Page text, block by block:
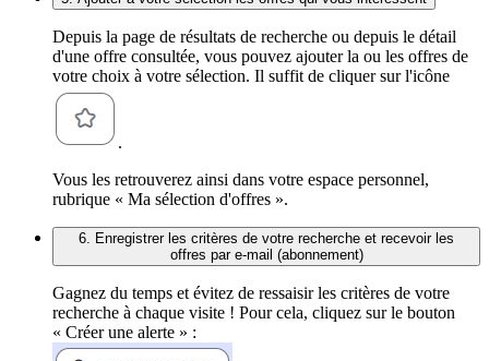
Depuis la page de résultats de recherche ou depuis le détail
d'une offre consultée, vous pouvez ajouter la ou les offres de
votre choix à votre sélection. Il suffit de cliquer sur l'icône
.
Vous les retrouverez ainsi dans votre espace personnel,
rubrique « Ma sélection d'offres ».
6. Enregistrer les critères de votre recherche et recevoir les
offres par e-mail (abonnement)
Gagnez du temps et évitez de ressaisir les critères de votre
recherche à chaque visite ! Pour cela, cliquez sur le bouton
« Créer une alerte » :